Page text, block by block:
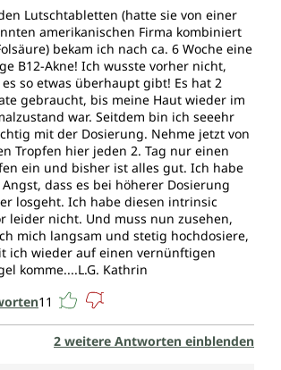
Lutschtabletten (hatte sie von einer
amerikanischen Firma kombiniert
bekam ich nach ca. 6 Woche eine
B12-Akne! Ich wusste vorher nicht,
es so etwas überhaupt gibt! Es hat 2
gebraucht, bis meine Haut wieder im
war. Seitdem bin ich seeehr
mit der Dosierung. Nehme jetzt von
Tropfen hier jeden 2. Tag nur einen
ein und bisher ist alles gut. Ich habe
dass es bei höherer Dosierung
losgeht. Ich habe diesen intrinsic
leider nicht. Und muss nun zusehen,
mich langsam und stetig hochdosiere,
ich wieder auf einen vernünftigen
komme....L.G. Kathrin
11
2 weitere Antworten einblenden